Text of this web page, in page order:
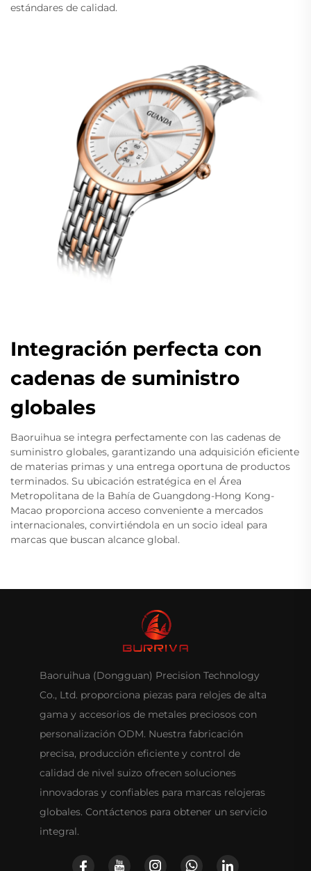
estándares de calidad.
Integración perfecta con
cadenas de suministro
globales
Baoruihua se integra perfectamente con las cadenas de
suministro globales, garantizando una adquisición eficiente
de materias primas y una entrega oportuna de productos
terminados. Su ubicación estratégica en el Área
Metropolitana de la Bahía de Guangdong-Hong Kong-
Macao proporciona acceso conveniente a mercados
internacionales, convirtiéndola en un socio ideal para
marcas que buscan alcance global.
Baoruihua (Dongguan) Precision Technology
Co., Ltd. proporciona piezas para relojes de alta
gama y accesorios de metales preciosos con
personalización ODM. Nuestra fabricación
precisa, producción eficiente y control de
calidad de nivel suizo ofrecen soluciones
innovadoras y confiables para marcas relojeras
globales. Contáctenos para obtener un servicio
integral.